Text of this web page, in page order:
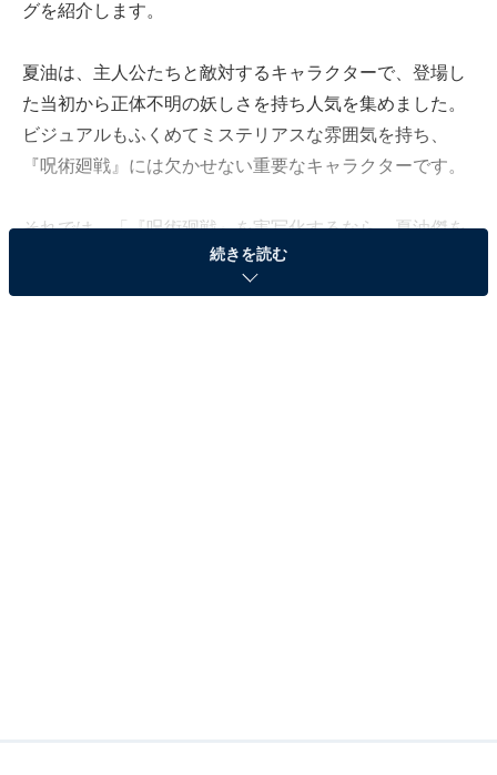
グを紹介します。
夏油は、主人公たちと敵対するキャラクターで、登場し
た当初から正体不明の妖しさを持ち人気を集めました。
ビジュアルもふくめてミステリアスな雰囲気を持ち、
『呪術廻戦』には欠かせない重要なキャラクターです。
それでは、「『呪術廻戦』を実写化するなら、夏油傑を
演じてほしい俳優」ランキングの結果をみていきましょ
続きを読む